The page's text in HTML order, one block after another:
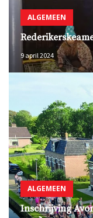
ALGEMEEN
9 april 2024
ALGEMEEN
Inschrijving